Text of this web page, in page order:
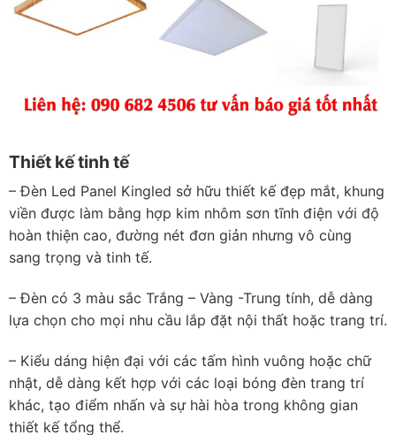
Thiết kế tinh tế
– Đèn Led Panel Kingled sở hữu thiết kế đẹp mắt, khung
viền được làm bằng hợp kim nhôm sơn tĩnh điện với độ
hoàn thiện cao, đường nét đơn giản nhưng vô cùng
sang trọng và tinh tế.
– Đèn có 3 màu sắc Trắng – Vàng -Trung tính, dễ dàng
lựa chọn cho mọi nhu cầu lắp đặt nội thất hoặc trang trí.
– Kiểu dáng hiện đại với các tấm hình vuông hoặc chữ
nhật, dễ dàng kết hợp với các loại bóng đèn trang trí
khác, tạo điểm nhấn và sự hài hòa trong không gian
thiết kế tổng thể.